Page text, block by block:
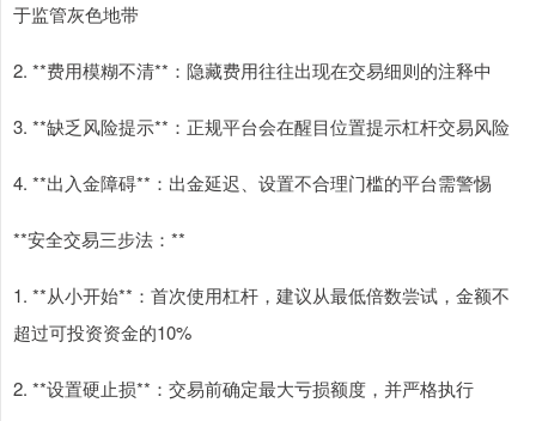
于监管灰色地带
2. **费用模糊不清**：隐藏费用往往出现在交易细则的注释中
3. **缺乏风险提示**：正规平台会在醒目位置提示杠杆交易风险
4. **出入金障碍**：出金延迟、设置不合理门槛的平台需警惕
**安全交易三步法：**
1. **从小开始**：首次使用杠杆，建议从最低倍数尝试，金额不
超过可投资资金的10%
2. **设置硬止损**：交易前确定最大亏损额度，并严格执行